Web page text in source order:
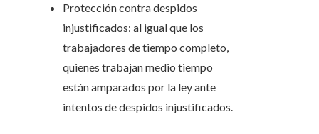
Protección contra despidos
injustificados: al igual que los
trabajadores de tiempo completo,
quienes trabajan medio tiempo
están amparados por la ley ante
intentos de despidos injustificados.